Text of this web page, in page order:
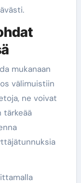
mukanaan
välimuistiin
ne voivat
tärkeää